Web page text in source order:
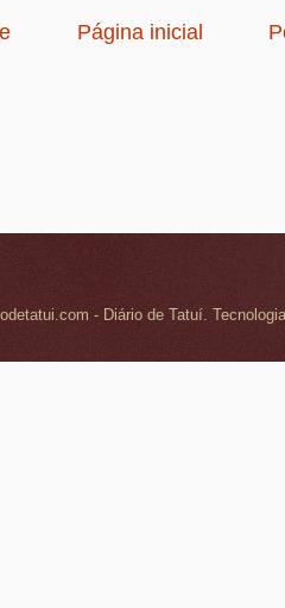
Página inicial
- Diário de Tatuí.